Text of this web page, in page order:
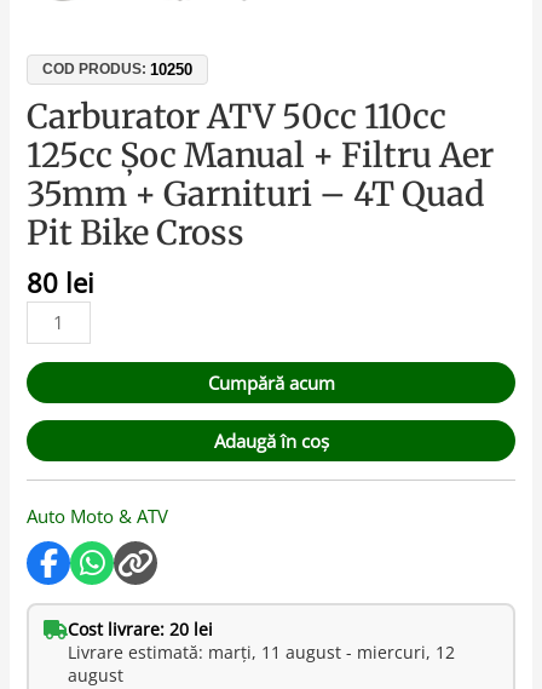
COD PRODUS:10250
Carburator ATV 50cc 110cc
125cc Șoc Manual + Filtru Aer
35mm + Garnituri – 4T Quad
Pit Bike Cross
80 lei
Cumpără acum
Adaugă în coș
Auto Moto & ATV
Cost livrare: 20 lei
Livrare estimată: marți, 11 august - miercuri, 12
august